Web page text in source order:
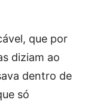
que por
diziam ao
dentro de
só